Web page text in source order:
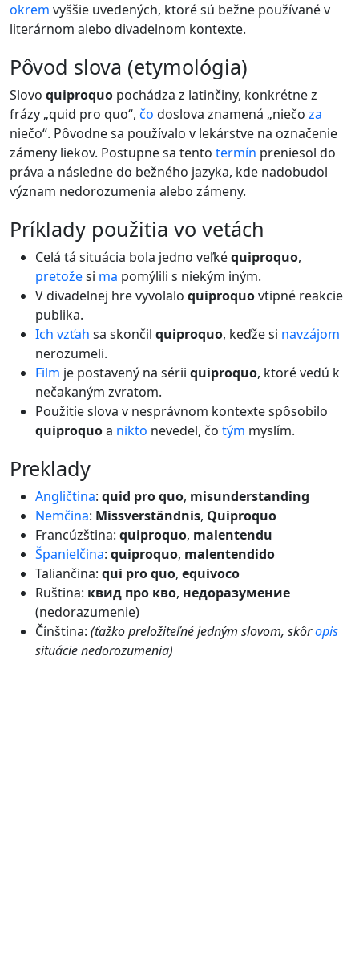
okrem vyššie uvedených, ktoré sú bežne používané v
literárnom alebo divadelnom kontexte.
pôvod slova (etymológia)
Slovo quiproquo pochádza z latinčiny, konkrétne z
frázy „quid pro quo“, čo doslova znamená „niečo za
niečo“. Pôvodne sa používalo v lekárstve na označenie
zámeny liekov. Postupne sa tento termín preniesol do
práva a následne do bežného jazyka, kde nadobudol
význam nedorozumenia alebo zámeny.
príklady použitia vo vetách
Celá tá situácia bola jedno veľkéquiproquo,
pretožesi ma pomýlili s niekým iným.
V divadelnej hre vyvolalo quiproquovtipné reakcie
publika.
Ich vzťah sa skončil quiproquo, keďže si navzájom
nerozumeli.
Film je postavený na sérii quiproquo, ktoré vedú k
nečakaným zvratom.
Použitie slova v nesprávnom kontexte spôsobilo
quiproquoa nikto nevedel, čo tým myslím.
preklady
Angličtina: quid pro quo, misunderstanding
Nemčina: Missverständnis, Quiproquo
Francúzština: quiproquo, malentendu
Španielčina: quiproquo, malentendido
Taliančina: qui pro quo, equivoco
Ruština: квид про кво, недоразумение
(nedorazumenie)
Čínština: (ťažko preložiteľné jedným slovom, skôropis
situácie nedorozumenia)